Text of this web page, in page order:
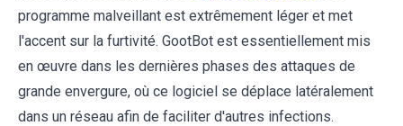
programme malveillant est extrêmement léger et met
l'accent sur la furtivité. GootBot est essentiellement mis
en œuvre dans les dernières phases des attaques de
grande envergure, où ce logiciel se déplace latéralement
dans un réseau afin de faciliter d'autres infections.